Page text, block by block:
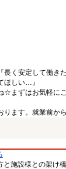
長く安定して働
ほしい…』
☆まずはお気軽に
ます。就業前か
と施設様との架